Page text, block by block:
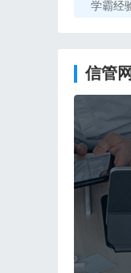
学霸经
信管